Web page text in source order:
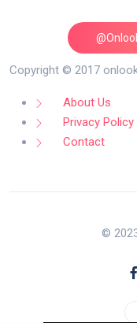
Copyright © 2017
About Us
Privacy Policy
Contact
©